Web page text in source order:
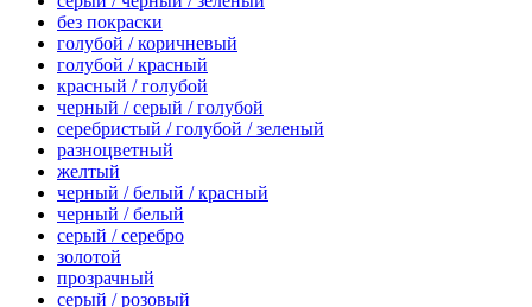
без покраски
голубой / коричневый
голубой / красный
красный / голубой
черный / серый / голубой
серебристый / голубой / зеленый
разноцветный
желтый
черный / белый / красный
черный / белый
серый / серебро
золотой
прозрачный
серый / розовый